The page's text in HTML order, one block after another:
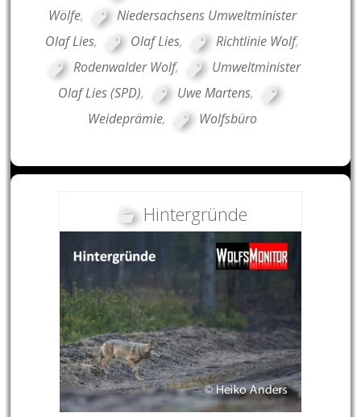
Wölfe,
Niedersachsens Umweltminister
Olaf Lies, Olaf Lies, Richtlinie Wolf,
Rodenwalder Wolf,
Umweltminister
Olaf Lies (SPD), Uwe Martens,
Weideprämie, Wolfsbüro
Hintergründe